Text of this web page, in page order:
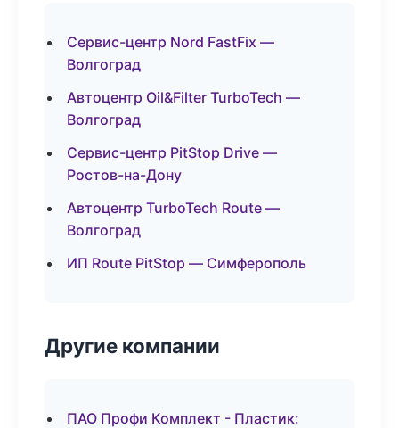
Сервис-центр Nord FastFix —
Волгоград
Автоцентр Oil&Filter TurboTech —
Волгоград
Сервис-центр PitStop Drive —
Ростов-на-Дону
Автоцентр TurboTech Route —
Волгоград
ИП Route PitStop — Симферополь
Другие компании
ПАО Профи Комплект - Пластик: